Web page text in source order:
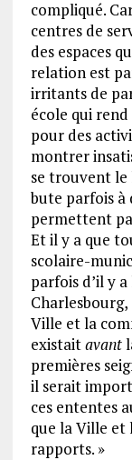
compliqué.
centres de
des espaces
relation est
irritants de
école qui
pour des
montrer
se trouvent le
bute parfois à
permettent
Et il y a que
scolaire-
parfois d’il y
Ville et la
existaitavant
premières
il serait
ces ententes
que la Ville et
rapports. »